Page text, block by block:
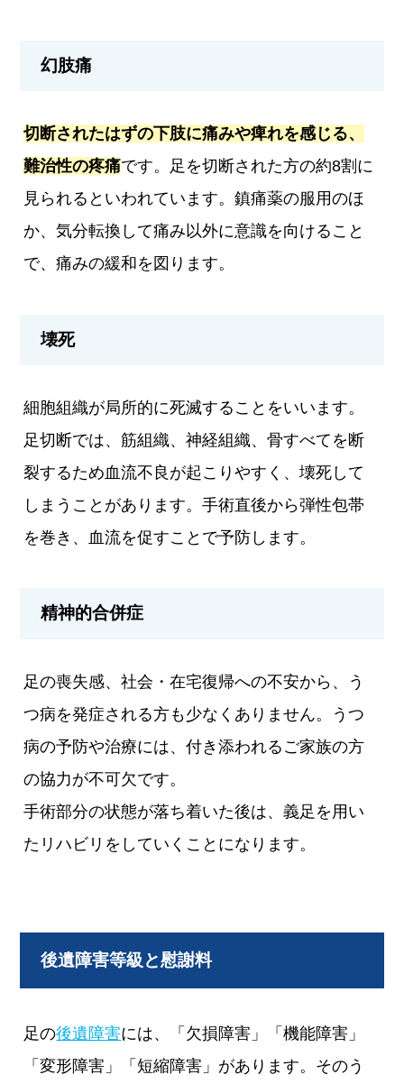
幻肢痛
切断されたはずの下肢に痛みや痺れを感じる、
難治性の疼痛です。足を切断された方の約8割に
見られるといわれています。鎮痛薬の服用のほ
か、気分転換して痛み以外に意識を向けること
で、痛みの緩和を図ります。
壊死
細胞組織が局所的に死滅することをいいます。
足切断では、筋組織、神経組織、骨すべてを断
裂するため血流不良が起こりやすく、壊死して
しまうことがあります。手術直後から弾性包帯
を巻き、血流を促すことで予防します。
精神的合併症
足の喪失感、社会・在宅復帰への不安から、う
つ病を発症される方も少なくありません。うつ
病の予防や治療には、付き添われるご家族の方
の協力が不可欠です。
手術部分の状態が落ち着いた後は、義足を用い
たリハビリをしていくことになります。
後遺障害等級と慰謝料
足の後遺障害には、「欠損障害」「機能障害」
「変形障害」「短縮障害」があります。そのう